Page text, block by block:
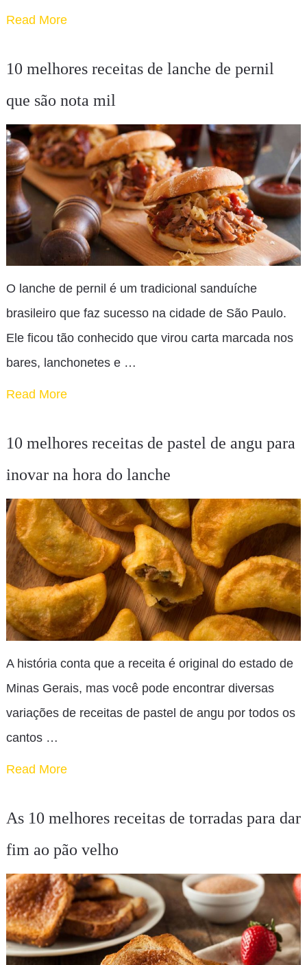
Read More
10 melhores receitas de lanche de pernil
que são nota mil
O lanche de pernil é um tradicional sanduíche
brasileiro que faz sucesso na cidade de São Paulo.
Ele ficou tão conhecido que virou carta marcada nos
bares, lanchonetes e …
Read More
10 melhores receitas de pastel de angu para
inovar na hora do lanche
A história conta que a receita é original do estado de
Minas Gerais, mas você pode encontrar diversas
variações de receitas de pastel de angu por todos os
cantos …
Read More
As 10 melhores receitas de torradas para dar
fim ao pão velho